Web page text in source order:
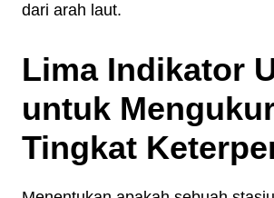
dari arah laut.
Lima Indikator
untuk
Tingkat